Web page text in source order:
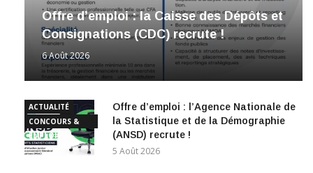
Offre d’emploi : la Caisse des Dépôts et
Consignations (CDC) recrute !
6 Août 2026
ACTUALITÉ
CONCOURS &
EMPLOI
Offre d’emploi : l’Agence Nationale de
la Statistique et de la Démographie
(ANSD) recrute !
5 Août 2026